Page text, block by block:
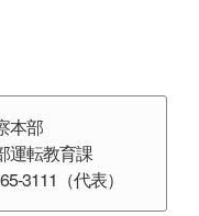
本部
運転教育課
3111（代表）